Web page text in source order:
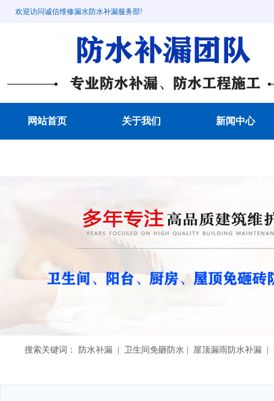
欢迎访问诚信维修漏水防水补漏服务部!
网站首页 关于我们 新闻中心
搜索关键词： 防水补漏 | 卫生间免砸防水 | 屋顶漏雨防水补漏